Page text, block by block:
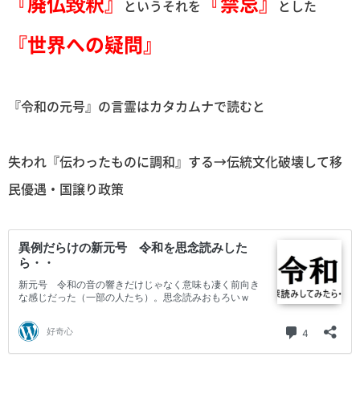
というそれを とした
『世界への疑問』
『令和の元号』の言霊はカタカムナで読むと
失われ『伝わったものに調和』する→伝統文化破壊して移
民優遇・国譲り政策